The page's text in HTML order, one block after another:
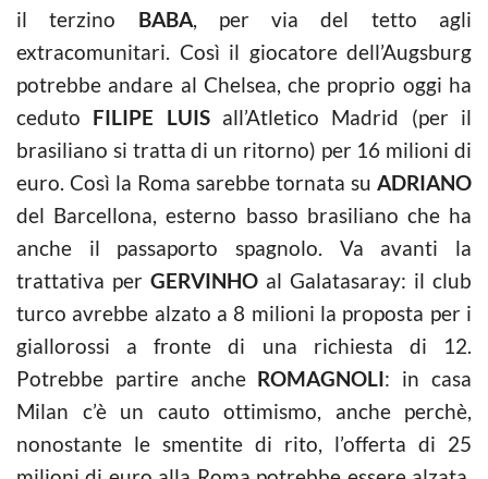
il terzino BABA, per via del tetto agli
extracomunitari. Così il giocatore dell’Augsburg
potrebbe andare al Chelsea, che proprio oggi ha
ceduto FILIPE LUISall’Atletico Madrid (per il
brasiliano si tratta di un ritorno) per 16 milioni di
euro. Così la Roma sarebbe tornata su ADRIANO
del Barcellona, esterno basso brasiliano che ha
anche il passaporto spagnolo. Va avanti la
trattativa per GERVINHO al Galatasaray: il club
turco avrebbe alzato a 8 milioni la proposta per i
giallorossi a fronte di una richiesta di 12.
Potrebbe partire anche ROMAGNOLI: in casa
Milan c’è un cauto ottimismo, anche perchè,
nonostante le smentite di rito, l’offerta di 25